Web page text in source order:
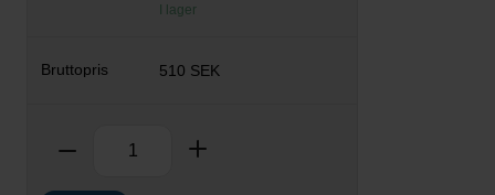
I lager
510 SEK
Ta bort